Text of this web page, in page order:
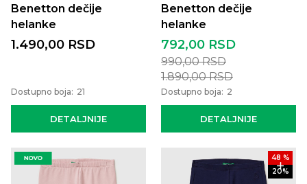
Benetton dečije
helanke
DETALJNIJE
1.490,00 RSD
Dostupno boja: 21
Benetton dečije
helanke
DETALJNIJE
792,00 RSD
990,00RSD
1.890,00RSD
Dostupno boja: 2
48 %
20%